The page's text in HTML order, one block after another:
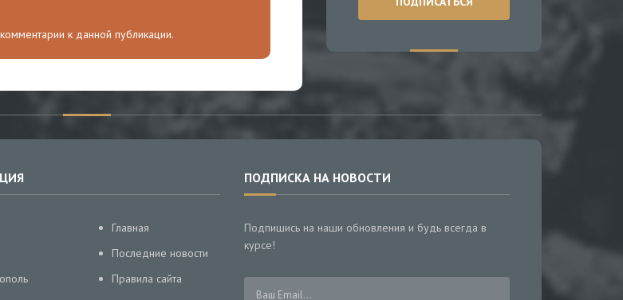
к данной публикации.
Главная
Последние новости
Правила сайта
ПОДПИСКА НА НОВОСТИ
Подпишись на наши обновления и будь всегда в
курсе!